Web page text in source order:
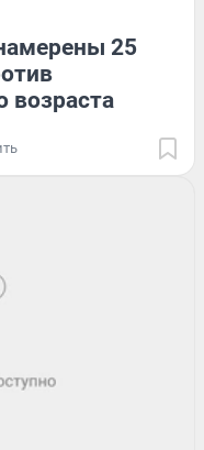
25
возраста